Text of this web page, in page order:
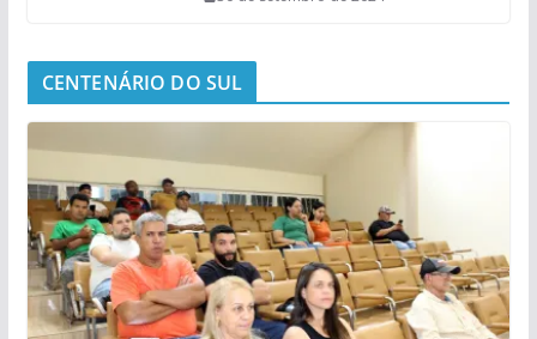
CENTENÁRIO DO SUL